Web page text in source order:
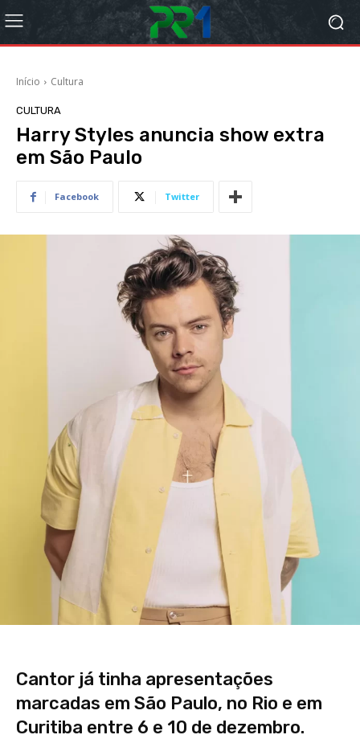
Início Cultura
CULTURA
Harry Styles anuncia show extra
em São Paulo
Facebook Twitter
Cantor já tinha apresentações
marcadas em São Paulo, no Rio e em
Curitiba entre 6 e 10 de dezembro.